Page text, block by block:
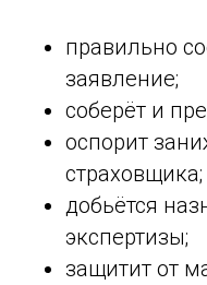
правильно
заявление;
соберёт и
оспорит
страховщика;
добьётся
экспертизы;
защитит от